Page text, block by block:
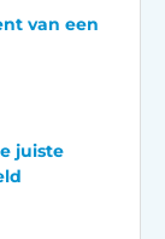
van een
juiste